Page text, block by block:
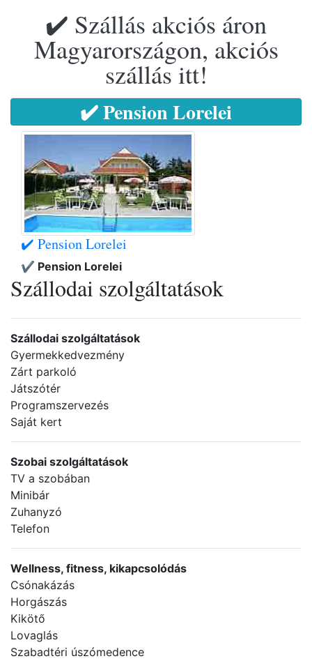
✔️ Szállás akciós áron
Magyarországon, akciós
szállás itt!
✔️ Pension Lorelei
✔️ Pension Lorelei
✔️ Pension Lorelei
Szállodai szolgáltatások
Szállodai szolgáltatások
Gyermekkedvezmény
Zárt parkoló
Játszótér
Programszervezés
Saját kert
Szobai szolgáltatások
TV a szobában
Minibár
Zuhanyzó
Telefon
Wellness, fitness, kikapcsolódás
Csónakázás
Horgászás
Kikötő
Lovaglás
Szabadtéri úszómedence